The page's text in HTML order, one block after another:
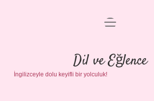
Anasayfa
Gizlilik Politikası
Yasal Uyarı
menüyü
Dil ve Eğlence
İngilizceyle dolu keyifli bir yolculuk!